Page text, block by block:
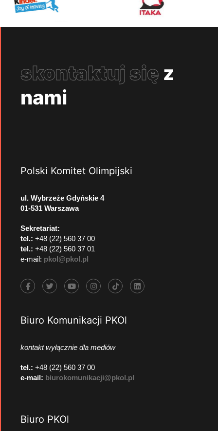
skontaktuj się z
nami
Polski Komitet Olimpijski
ul. Wybrzeże Gdyńskie 4
01-531 Warszawa
Sekretariat:
tel.: +48 (22) 560 37 00
tel.: +48 (22) 560 37 01
e-mail: pkol@pkol.pl
Biuro Komunikacji PKOl
kontakt wyłącznie dla mediów
tel.: +48 (22) 560 37 00
e-mail: biurokomunikacji@pkol.pl
Biuro PKOl